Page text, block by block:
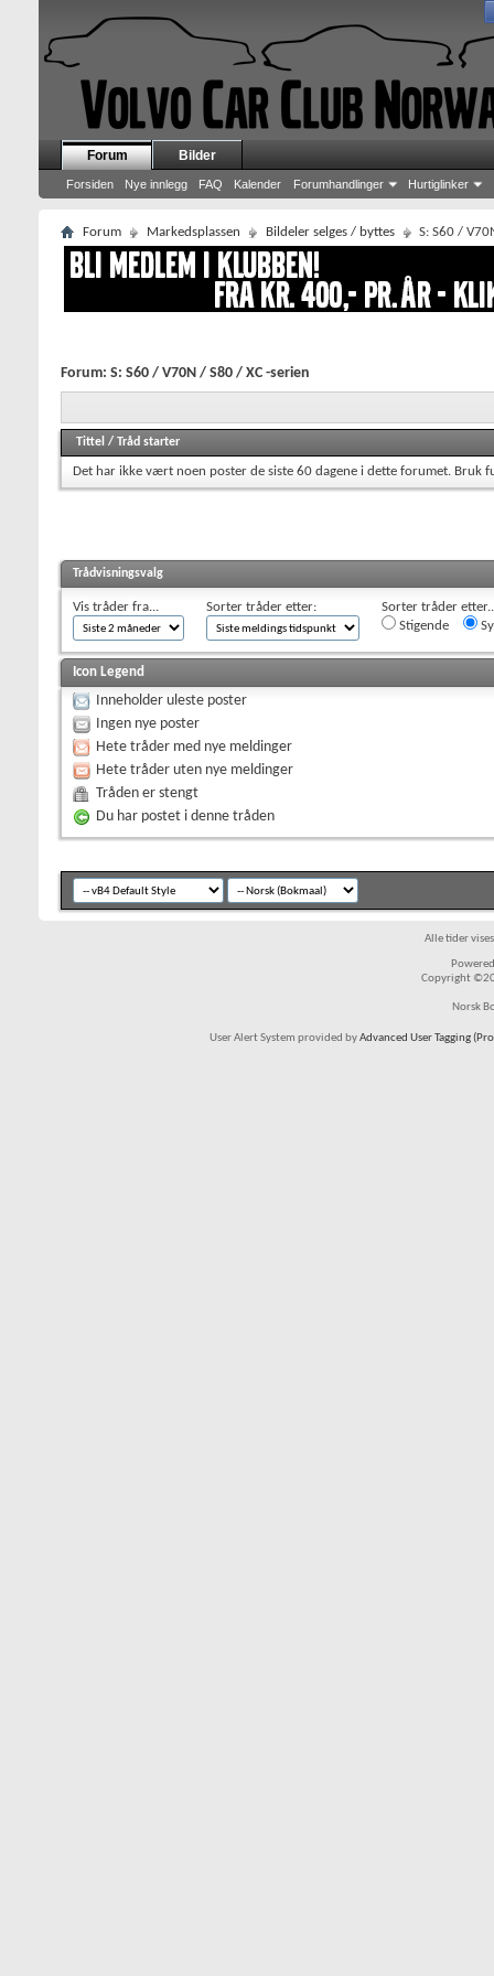
Forum
Forsiden Nye innlegg FAQ Kalender Forumhandlinger Hurtiglinker
Bilder
Forum Markedsplassen Bildeler selges / byttes S: S60 /
Forum: S: S60 / V70N / S80 / XC -serien
Tittel / Tråd starter
Det har ikke vært noen poster de siste 60 dagene i dette forumet. Bruk
Trådvisningsvalg
Vis tråder fra... Sorter tråder etter:
Sorter tråder
Stigende
Icon Legend
Inneholder uleste poster
Ingen nye poster
Hete tråder med nye meldinger
Hete tråder uten nye meldinger
Tråden er stengt
Du har postet i denne tråden
Alle tider
Copyright
Norsk
User Alert System provided byAdvanced User Tagging